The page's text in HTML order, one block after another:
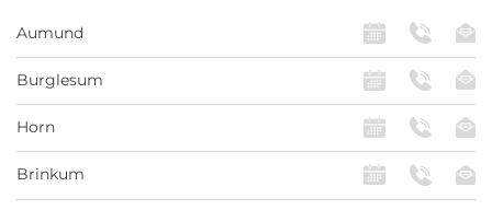
Aumund
Burglesum
Horn
Brinkum